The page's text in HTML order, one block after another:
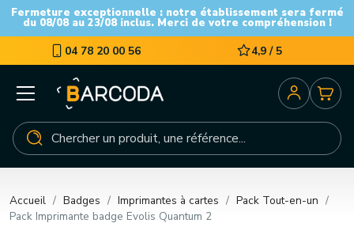
Fermeture exceptionnelle : notre établissement sera fermé
du 08/08 au 23/08 inclus. Merci de votre compréhension !
04 78 20 00 56 4,9 / 5
Accueil Badges Imprimantes à cartes
Pack Tout-en-un
Pack Imprimante badge Evolis Quantum 2